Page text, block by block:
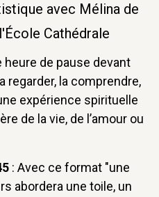
avec Mélina de
Cathédrale
heure de pause devant
regarder, la comprendre,
expérience spirituelle
de la vie, de l’amour ou
: Avec ce format "une
abordera une toile, un